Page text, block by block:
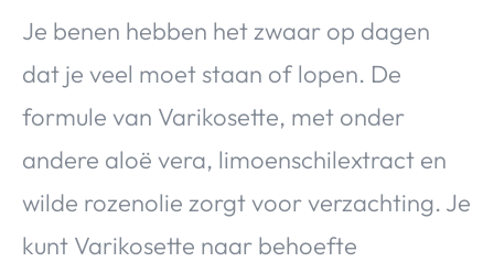
Je benen hebben het zwaar op dagen
dat je veel moet staan of lopen. De
formule van Varikosette, met onder
andere aloë vera, limoenschilextract en
wilde rozenolie zorgt voor verzachting. Je
kunt Varikosette naar behoefte